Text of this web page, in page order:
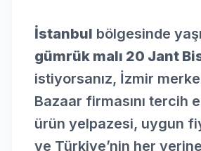
İstanbul bölgesinde
gümrük malı 20 Jant
istiyorsanız, İzmir
Bazaar firmasını tercih
ürün yelpazesi, uygun
ve Türkiye’nin her